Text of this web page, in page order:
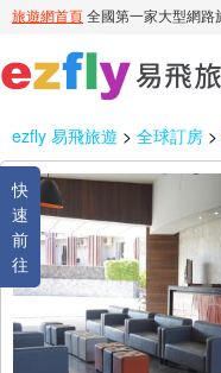
ezfly 易飛旅遊 > 全球訂房 >
快
速
前
往